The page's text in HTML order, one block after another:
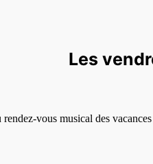
Les
rendez-vous musical des